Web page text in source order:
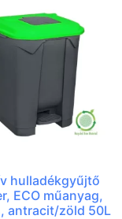
hulladékgyűjtő
ECO műanyag,
antracit/zöld 50L